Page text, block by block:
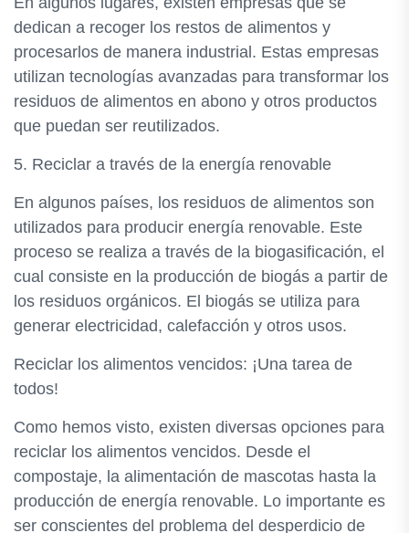
dedican a recoger los restos de alimentos y
procesarlos de manera industrial. Estas empresas
utilizan tecnologías avanzadas para transformar los
residuos de alimentos en abono y otros productos
que puedan ser reutilizados.
5. Reciclar a través de la energía renovable
En algunos países, los residuos de alimentos son
utilizados para producir energía renovable. Este
proceso se realiza a través de la biogasificación, el
cual consiste en la producción de biogás a partir de
los residuos orgánicos. El biogás se utiliza para
generar electricidad, calefacción y otros usos.
Reciclar los alimentos vencidos: ¡Una tarea de
todos!
Como hemos visto, existen diversas opciones para
reciclar los alimentos vencidos. Desde el
compostaje, la alimentación de mascotas hasta la
producción de energía renovable. Lo importante es
ser conscientes del problema del desperdicio de